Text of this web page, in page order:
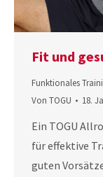
Fit und
Funktionales
Von TOGU 18.
Ein TOGU
für effektive
guten